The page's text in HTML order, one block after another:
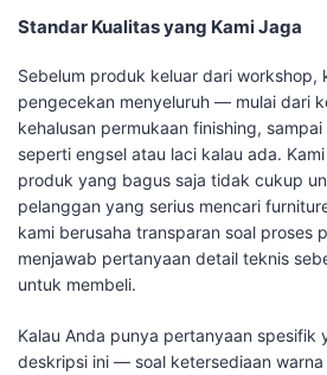
Standar Kualitas yang Kami Jaga
Sebelum produk keluar dari workshop,
pengecekan menyeluruh — mulai dari
kehalusan permukaan finishing,
seperti engsel atau laci kalau ada.
produk yang bagus saja tidak cukup
pelanggan yang serius mencari
kami berusaha transparan soal proses
menjawab pertanyaan detail teknis
untuk membeli.
Kalau Anda punya pertanyaan spesifik
deskripsi ini — soal ketersediaan